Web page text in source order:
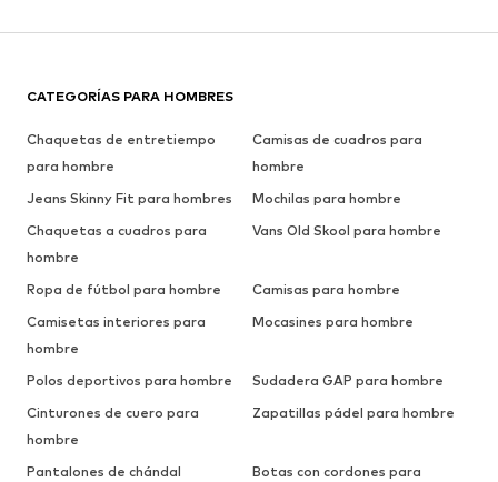
CATEGORÍAS PARA HOMBRES
Chaquetas de entretiempo
para hombre
Camisas de cuadros para
hombre
Jeans Skinny Fit para hombres
Mochilas para hombre
Chaquetas a cuadros para
hombre
Vans Old Skool para hombre
Ropa de fútbol para hombre
Camisas para hombre
Camisetas interiores para
hombre
Mocasines para hombre
Polos deportivos para hombre
Sudadera GAP para hombre
Cinturones de cuero para
hombre
Zapatillas pádel para hombre
Pantalones de chándal
Botas con cordones para